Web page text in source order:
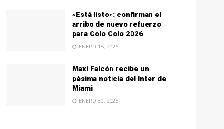
«Está listo»: confirman el
arribo de nuevo refuerzo
para Colo Colo 2026
ENERO 15, 2026
Maxi Falcón recibe un
pésima noticia del Inter de
Miami
ENERO 30, 2025